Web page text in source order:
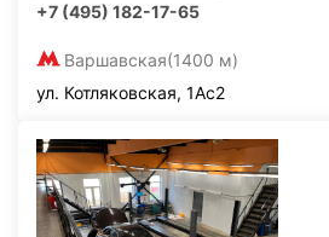
+7 (495) 182-17-65
Варшавская(1400 м)
ул. Котляковская, 1Ас2